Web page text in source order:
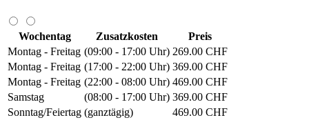
Wochentag Zusatzkosten
Preis
Montag - Freitag (09:00 - 17:00 Uhr) 269.00 CHF
Montag - Freitag (17:00 - 22:00 Uhr) 369.00 CHF
Montag - Freitag (22:00 - 08:00 Uhr) 469.00 CHF
Samstag
(08:00 - 17:00 Uhr) 369.00 CHF
Sonntag/Feiertag (ganztägig)
469.00 CHF